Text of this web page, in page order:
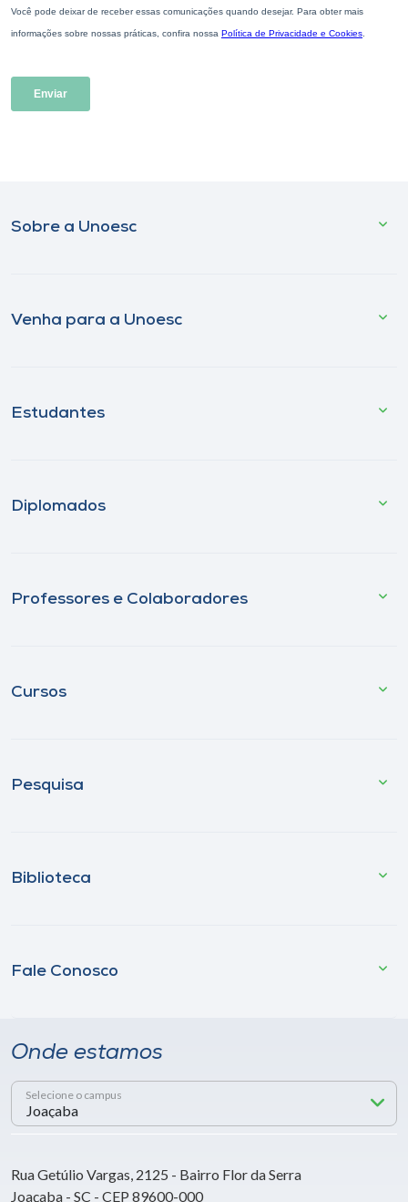
Sobre a Unoesc
Venha para a Unoesc
Estudantes
Diplomados
Professores e Colaboradores
Cursos
Pesquisa
Biblioteca
Fale Conosco
Onde estamos
Selecione o campus
Rua Getúlio Vargas, 2125 - Bairro Flor da Serra
Joaçaba - SC - CEP 89600-000